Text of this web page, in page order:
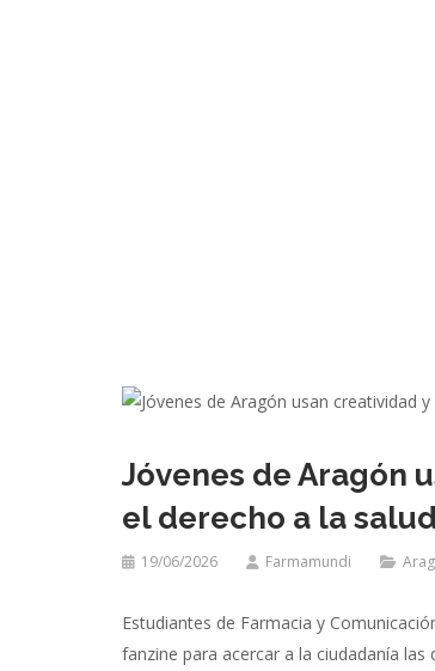
Jóvenes de Aragón
el derecho a la salud
19/06/2026 Farmamundi
Estudiantes de Farmacia y
fanzine para acercar a la ciudadanía